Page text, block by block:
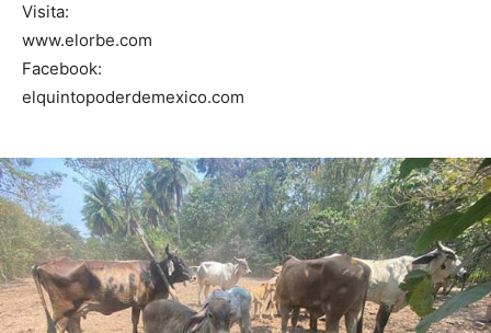
Visita:
www.elorbe.com
Facebook:
elquintopoderdemexico.com